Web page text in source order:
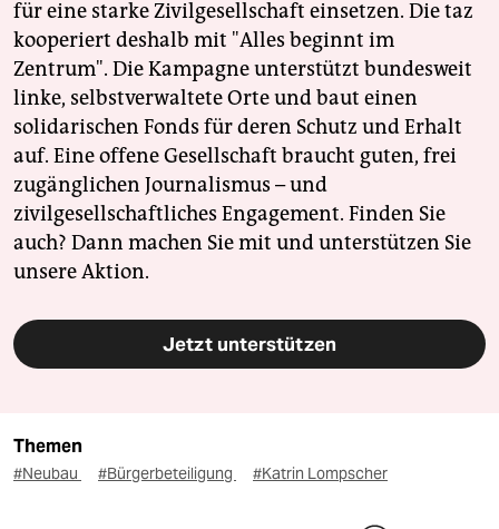
für eine starke Zivilgesellschaft einsetzen. Die taz
kooperiert deshalb mit "Alles beginnt im
Zentrum". Die Kampagne unterstützt bundesweit
linke, selbstverwaltete Orte und baut einen
solidarischen Fonds für deren Schutz und Erhalt
auf. Eine offene Gesellschaft braucht guten, frei
zugänglichen Journalismus – und
zivilgesellschaftliches Engagement. Finden Sie
auch? Dann machen Sie mit und unterstützen Sie
unsere Aktion.
Jetzt unterstützen
Themen
#Neubau #Bürgerbeteiligung #Katrin Lompscher